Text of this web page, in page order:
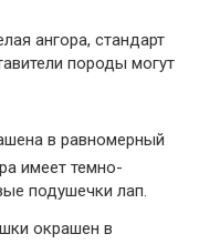
ангора, стандарт
породы могут
в равномерный
имеет темно-
подушечки лап.
окрашен в